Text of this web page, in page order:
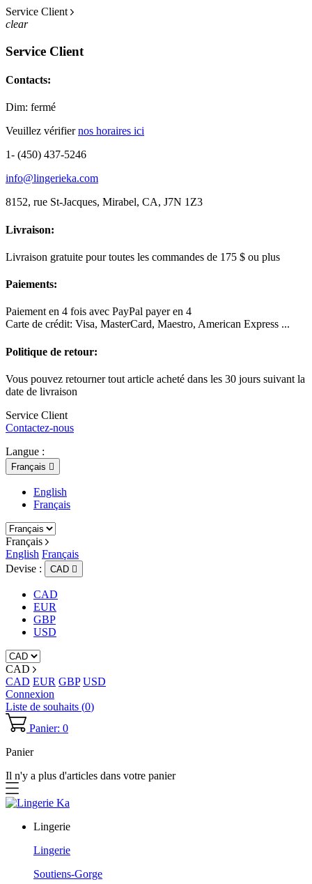
Service Client
clear
Service Client
Contacts:
Dim: fermé
Veuillez vérifiernos horaires ici
1- (450) 437-5246
info@lingerieka.com
8152, rue St-Jacques, Mirabel, CA, J7N 1Z3
Livraison:
Livraison gratuite pour toutes les commandes de 175 $ ou plus
Paiements:
Paiement en 4 fois avec PayPal payer en 4
Carte de crédit: Visa, MasterCard, Maestro, American Express ...
Politique de retour:
Vous pouvez retourner tout article acheté dans les 30 jours suivant la
date de livraison
Service Client
Contactez-nous
Langue :
Français 
English
Français
Français
English Français
Devise :
CAD 
CAD
EUR
GBP
USD
CAD
CAD EUR GBP USD
Connexion
Liste de souhaits (0)
Panier: 0
Panier
Il n'y a plus d'articles dans votre panier
Lingerie
Lingerie
Soutiens-Gorge